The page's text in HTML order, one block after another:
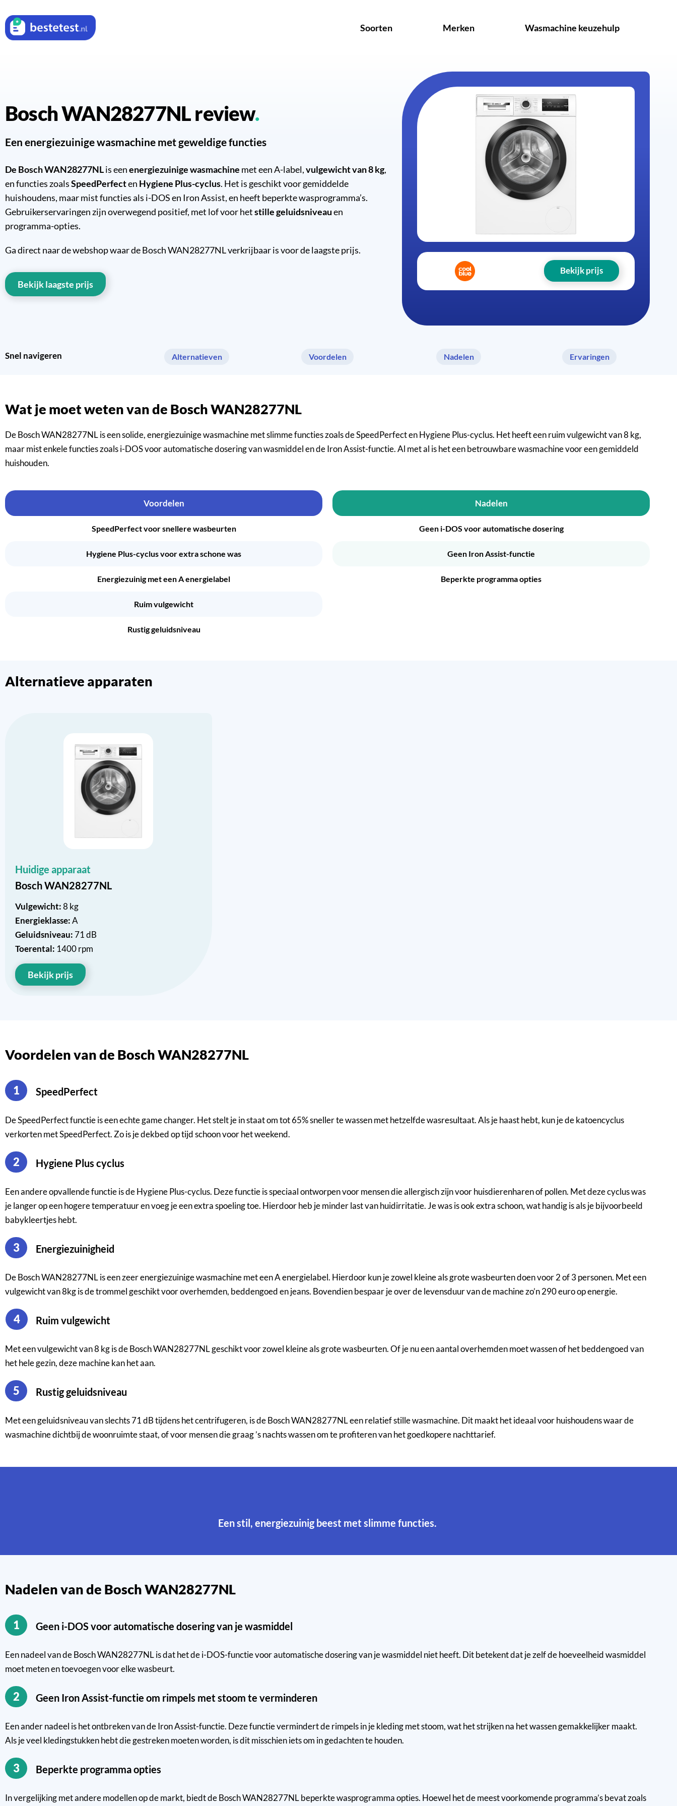
Soorten Merken Wasmachine keuzehulp
Bosch WAN28277NL review
Een energiezuinige wasmachine met geweldige functies
De Bosch WAN28277NLis eenenergiezuinige wasmachine met een A-label,vulgewicht van 8 kg,
en functies zoalsSpeedPerfecten Hygiene Plus-cyclus. Het is geschikt voor gemiddelde
huishoudens, maar mist functies als i-DOS en Iron Assist, en heeft beperkte wasprogramma’s.
Gebruikerservaringen zijn overwegend positief, met lof voor hetstille geluidsniveauen
programma-opties.
Ga direct naar de webshop waar de Bosch WAN28277NL verkrijbaar is voor de laagste prijs.
Bekijk laagste prijs
Bekijk prijs
Snel navigeren Alternatieven Voordelen Nadelen Ervaringen
Wat je moet weten van de Bosch WAN28277NL
De Bosch WAN28277NL is een solide, energiezuinige wasmachine met slimme functies zoals de SpeedPerfect en Hygiene Plus-cyclus. Het heeft een ruim vulgewicht van 8 kg,
maar mist enkele functies zoals i-DOS voor automatische dosering van wasmiddel en de Iron Assist-functie. Al met al is het een betrouwbare wasmachine voor een gemiddeld
huishouden.
Voordelen
SpeedPerfect voor snellere wasbeurten
Hygiene Plus-cyclus voor extra schone was
Energiezuinig met een A energielabel
Ruim vulgewicht
Rustig geluidsniveau
Nadelen
Geen i-DOS voor automatische dosering
Geen Iron Assist-functie
Beperkte programma opties
Alternatieve apparaten
Huidige apparaat
Bosch WAN28277NL
Vulgewicht:8 kg
Energieklasse:A
Geluidsniveau: 71 dB
Toerental: 1400 rpm
Bekijk prijs
Voordelen van de Bosch WAN28277NL
1 SpeedPerfect
De SpeedPerfect functie is een echte game changer. Het stelt je in staat om tot 65% sneller te wassen met hetzelfde wasresultaat. Als je haast hebt, kun je de katoencyclus
verkorten met SpeedPerfect. Zo is je dekbed op tijd schoon voor het weekend.
2 Hygiene Plus cyclus
Een andere opvallende functie is de Hygiene Plus-cyclus. Deze functie is speciaal ontworpen voor mensen die allergisch zijn voor huisdierenharen of pollen. Met deze cyclus was
je langer op een hogere temperatuur en voeg je een extra spoeling toe. Hierdoor heb je minder last van huidirritatie. Je was is ook extra schoon, wat handig is als je bijvoorbeeld
babykleertjes hebt.
3 Energiezuinigheid
De Bosch WAN28277NL is een zeer energiezuinige wasmachine met een A energielabel. Hierdoor kun je zowel kleine als grote wasbeurten doen voor 2 of 3 personen. Met een
vulgewicht van 8kg is de trommel geschikt voor overhemden, beddengoed en jeans. Bovendien bespaar je over de levensduur van de machine zo’n 290 euro op energie.
4 Ruim vulgewicht
Met een vulgewicht van 8 kg is de Bosch WAN28277NL geschikt voor zowel kleine als grote wasbeurten. Of je nu een aantal overhemden moet wassen of het beddengoed van
het hele gezin, deze machine kan het aan.
5 Rustig geluidsniveau
Met een geluidsniveau van slechts 71 dB tijdens het centrifugeren, is de Bosch WAN28277NL een relatief stille wasmachine. Dit maakt het ideaal voor huishoudens waar de
wasmachine dichtbij de woonruimte staat, of voor mensen die graag ’s nachts wassen om te profiteren van het goedkopere nachttarief.
Een stil, energiezuinig beest met slimme functies.
Nadelen van de Bosch WAN28277NL
1 Geen i-DOS voor automatische dosering van je wasmiddel
Een nadeel van de Bosch WAN28277NL is dat het de i-DOS-functie voor automatische dosering van je wasmiddel niet heeft. Dit betekent dat je zelf de hoeveelheid wasmiddel
moet meten en toevoegen voor elke wasbeurt.
2 Geen Iron Assist-functie om rimpels met stoom te verminderen
Een ander nadeel is het ontbreken van de Iron Assist-functie. Deze functie vermindert de rimpels in je kleding met stoom, wat het strijken na het wassen gemakkelijker maakt.
Als je veel kledingstukken hebt die gestreken moeten worden, is dit misschien iets om in gedachten te houden.
3 Beperkte programma opties
In vergelijking met andere modellen op de markt, biedt de Bosch WAN28277NL beperkte wasprogramma opties. Hoewel het de meest voorkomende programma’s bevat zoals